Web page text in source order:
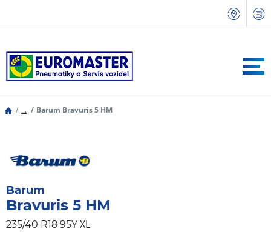
... Barum Bravuris 5 HM
Barum
Bravuris 5 HM
235/40 R18 95Y XL